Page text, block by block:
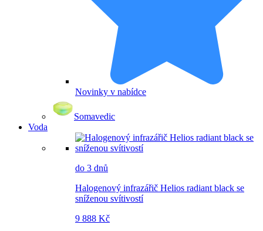
Novinky v nabídce
Somavedic
Voda
do 3 dnů
Halogenový infrazářič Helios radiant black se
sníženou svítivostí
9 888 Kč